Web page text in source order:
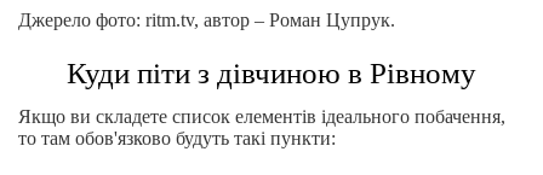
Джерело фото: ritm.tv, автор – Роман Цупрук.
Куди піти з дівчиною в Рівному
Якщо ви складете список елементів ідеального побачення,
то там обов'язково будуть такі пункти: